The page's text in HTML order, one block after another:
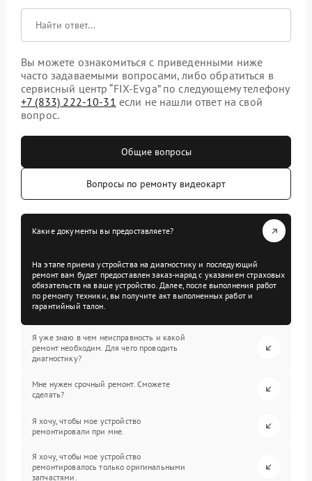
Вы можете ознакомиться с приведенными ниже
часто задаваемыми вопросами, либо обратиться в
сервисный центр “FIX-Evga” по следующему телефону
+7 (833) 222-10-31 если не нашли ответ на свой
вопрос.
Общие вопросы
Вопросы по ремонту видеокарт
Какие документы вы предоставляете?
На этапе приема устройства на диагностику и последующий
ремонт вам будет предоставлен заказ-наряд с указанием страховых
обязательств на ваше устройство. Далее, после выполнения работ
по ремонту техники, вы получите акт выполненных работ и
гарантийный талон.
Я уже знаю в чем неисправность и какой
ремонт необходим. Для чего проводить
диагностику?
Мне нужен срочный ремонт. Сможете
сделать?
Я хочу, чтобы мое устройство
ремонтировали при мне.
Я хочу, чтобы мое устройство
ремонтировалось только оригинальными
запчастями.